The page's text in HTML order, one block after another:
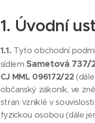
1. Úvodní
1.1. Tyto obchodní
sídlemSametová 737/
CJ MML 096172/22(dále
občanský zákoník, ve
stran vzniklé v
fyzickou osobou (dále